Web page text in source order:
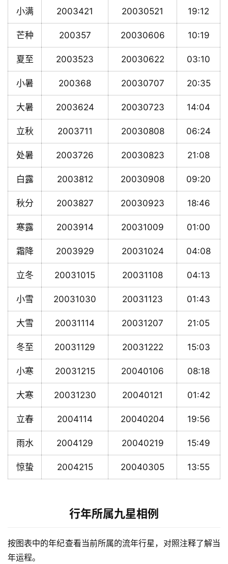
小满 2003421 20030521 19:12
芒种 200357 20030606 10:19
夏至 2003523 20030622 03:10
小暑 200368 20030707 20:35
大暑 2003624 20030723 14:04
立秋 2003711 20030808 06:24
处暑 2003726 20030823 21:08
白露 2003812 20030908 09:20
秋分 2003827 20030923 18:46
寒露 2003914 20031009 01:00
霜降 2003929 20031024 04:08
立冬 20031015 20031108 04:13
小雪 20031030 20031123 01:43
大雪 20031114 20031207 21:05
冬至 20031129 20031222 15:03
小寒 20031215 20040106 08:18
大寒 20031230 20040121 01:42
立春 2004114 20040204 19:56
雨水 2004129 20040219 15:49
惊蛰 2004215 20040305 13:55
行年所属九星相例
按图表中的年纪查看当前所属的流年行星，对照注释了解当
年运程。